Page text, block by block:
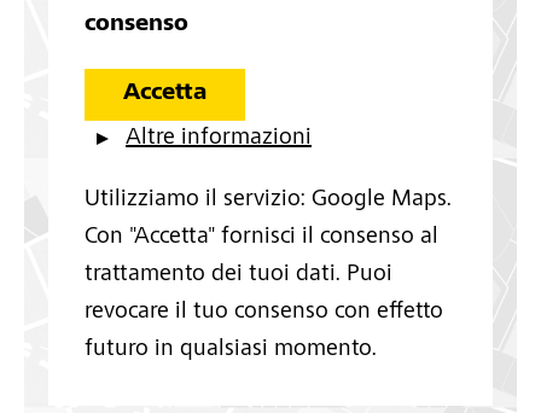
consenso
Accetta
Altre informazioni
Utilizziamo il servizio: Google Maps.
Con "Accetta" fornisci il consenso al
trattamento dei tuoi dati. Puoi
revocare il tuo consenso con effetto
futuro in qualsiasi momento.